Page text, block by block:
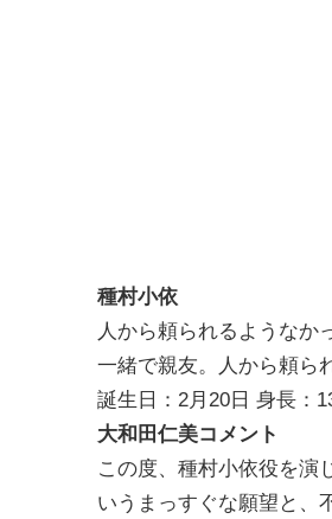
種村小依
人から頼られるようなか
一緒で親友。人から頼ら
誕生日：2月20日 身長：
大和田仁美コメント
この度、種村小依役を演
いうまっすぐな願望と、